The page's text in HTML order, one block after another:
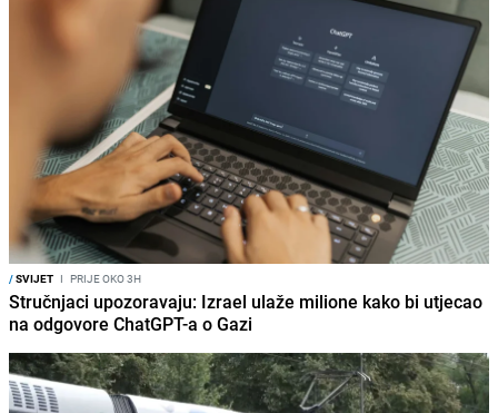
/SVIJET I PRIJE OKO 3H
Stručnjaci upozoravaju: Izrael ulaže milione kako bi utjecao
na odgovore ChatGPT-a o Gazi